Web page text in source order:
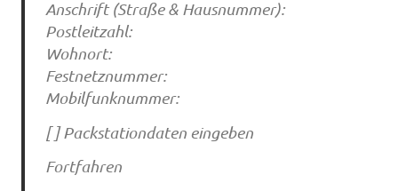
Anschrift (Straße & Hausnummer):
Postleitzahl:
Wohnort:
Festnetznummer:
Mobilfunknummer:
[ ] Packstationdaten eingeben
Fortfahren